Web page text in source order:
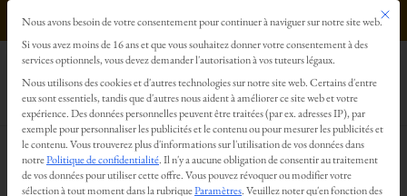
0499293179
Soutenir et être présent, un
langage de l’amour !
parNicolas Deru|Juil 19, 2025
Ce
Préférences en matière de confidentialité
Nous avons besoin de votre consentement pour continuer à naviguer sur notre site web.
Si vous avez moins de 16 ans et que vous souhaitez donner votre consentement à des
services optionnels, vous devez demander l'autorisation à vos tuteurs légaux.
Nous utilisons des cookies et d'autres technologies sur notre site web. Certains d'entre
eux sont essentiels, tandis que d'autres nous aident à améliorer ce site web et votre
expérience.Des données personnelles peuvent être traitées (par ex. adresses IP), par
exemple pour personnaliser les publicités et le contenu ou pour mesurer les publicités et
le contenu.Vous trouverez plus d'informations sur l'utilisation de vos données dans
notrePolitique de confidentialité.Il n'y a aucune obligation de consentir au traitement
de vos données pour utiliser cette offre.Vous pouvez révoquer ou modifier votre
sélection à tout moment dans la rubriqueParamètres.Veuillez noter qu'en fonction des